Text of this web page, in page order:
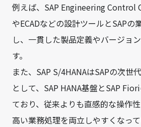
例えば、SAP Engineering Control
やECADなどの設計ツールとSAPの
し、一貫した製品定義やバージョ
す。
また、SAP S/4HANAはSAPの次世
として、SAP HANA基盤とSAP
ており、従来よりも直感的な操作
高い業務処理を両立しやすくなって